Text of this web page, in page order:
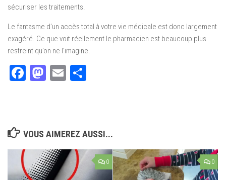
sécuriser les traitements.
Le fantasme d’un accès total à votre vie médicale est donc largement
exagéré. Ce que voit réellement le pharmacien est beaucoup plus
restreint qu’on ne l’imagine.
Facebook
Mastodon
Email
VOUS AIMEREZ AUSSI...
0 0